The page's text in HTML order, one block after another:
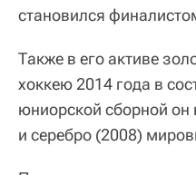
становился
Также в его активе
хоккею 2014 года в
юниорской сборной
и серебро (2008)